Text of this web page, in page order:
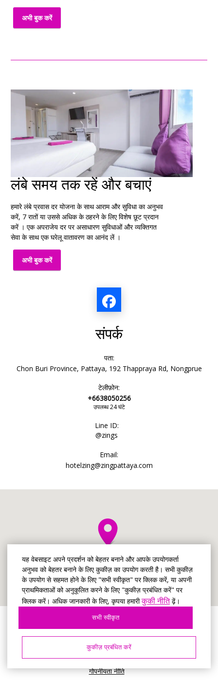
यह वेबसाइट अपने प्रदर्शन को बेहतर बनाने और आपके उपयोगकर्ता
अनुभव को बेहतर बनाने के लिए कुकीज़ का उपयोग करती है। सभी कुकीज़
के उपयोग से सहमत होने के लिए "सभी स्वीकृत" पर क्लिक करें, या अपनी
प्राथमिकताओं को अनुकूलित करने के लिए "कुकीज़ प्रबंधित करें" पर
क्लिक करें। अधिक जानकारी के लिए, कृपया हमारीकुकी नीतिढ़ें।
सभी स्वीकृत
कुकीज़ प्रबंधित करें
अभी बुक करें
लंबे समय तक रहें और बचाएं
हमारे लंबे प्रवास दर योजना के साथ आराम और सुविधा का अनुभव
करें, 7 रातों या उससे अधिक के ठहरने के लिए विशेष छूट प्रदान
करें । एक अपराजेय दर पर असाधारण सुविधाओं और व्यक्तिगत
सेवा के साथ एक घरेलू वातावरण का आनंद लें ।
अभी बुक करें
संपर्क
पता:
Chon Buri Province, Pattaya, 192 Thappraya Rd, Nongprue
टेलीफ़ोन:
+6638050256
उपलब्ध 24 घंटे
Line ID:
@zings
Email:
hotelzing@zingpattaya.com
2026, आधिकारिक साइट
प्रयोग की शर्तें
गोपनीयता नीति